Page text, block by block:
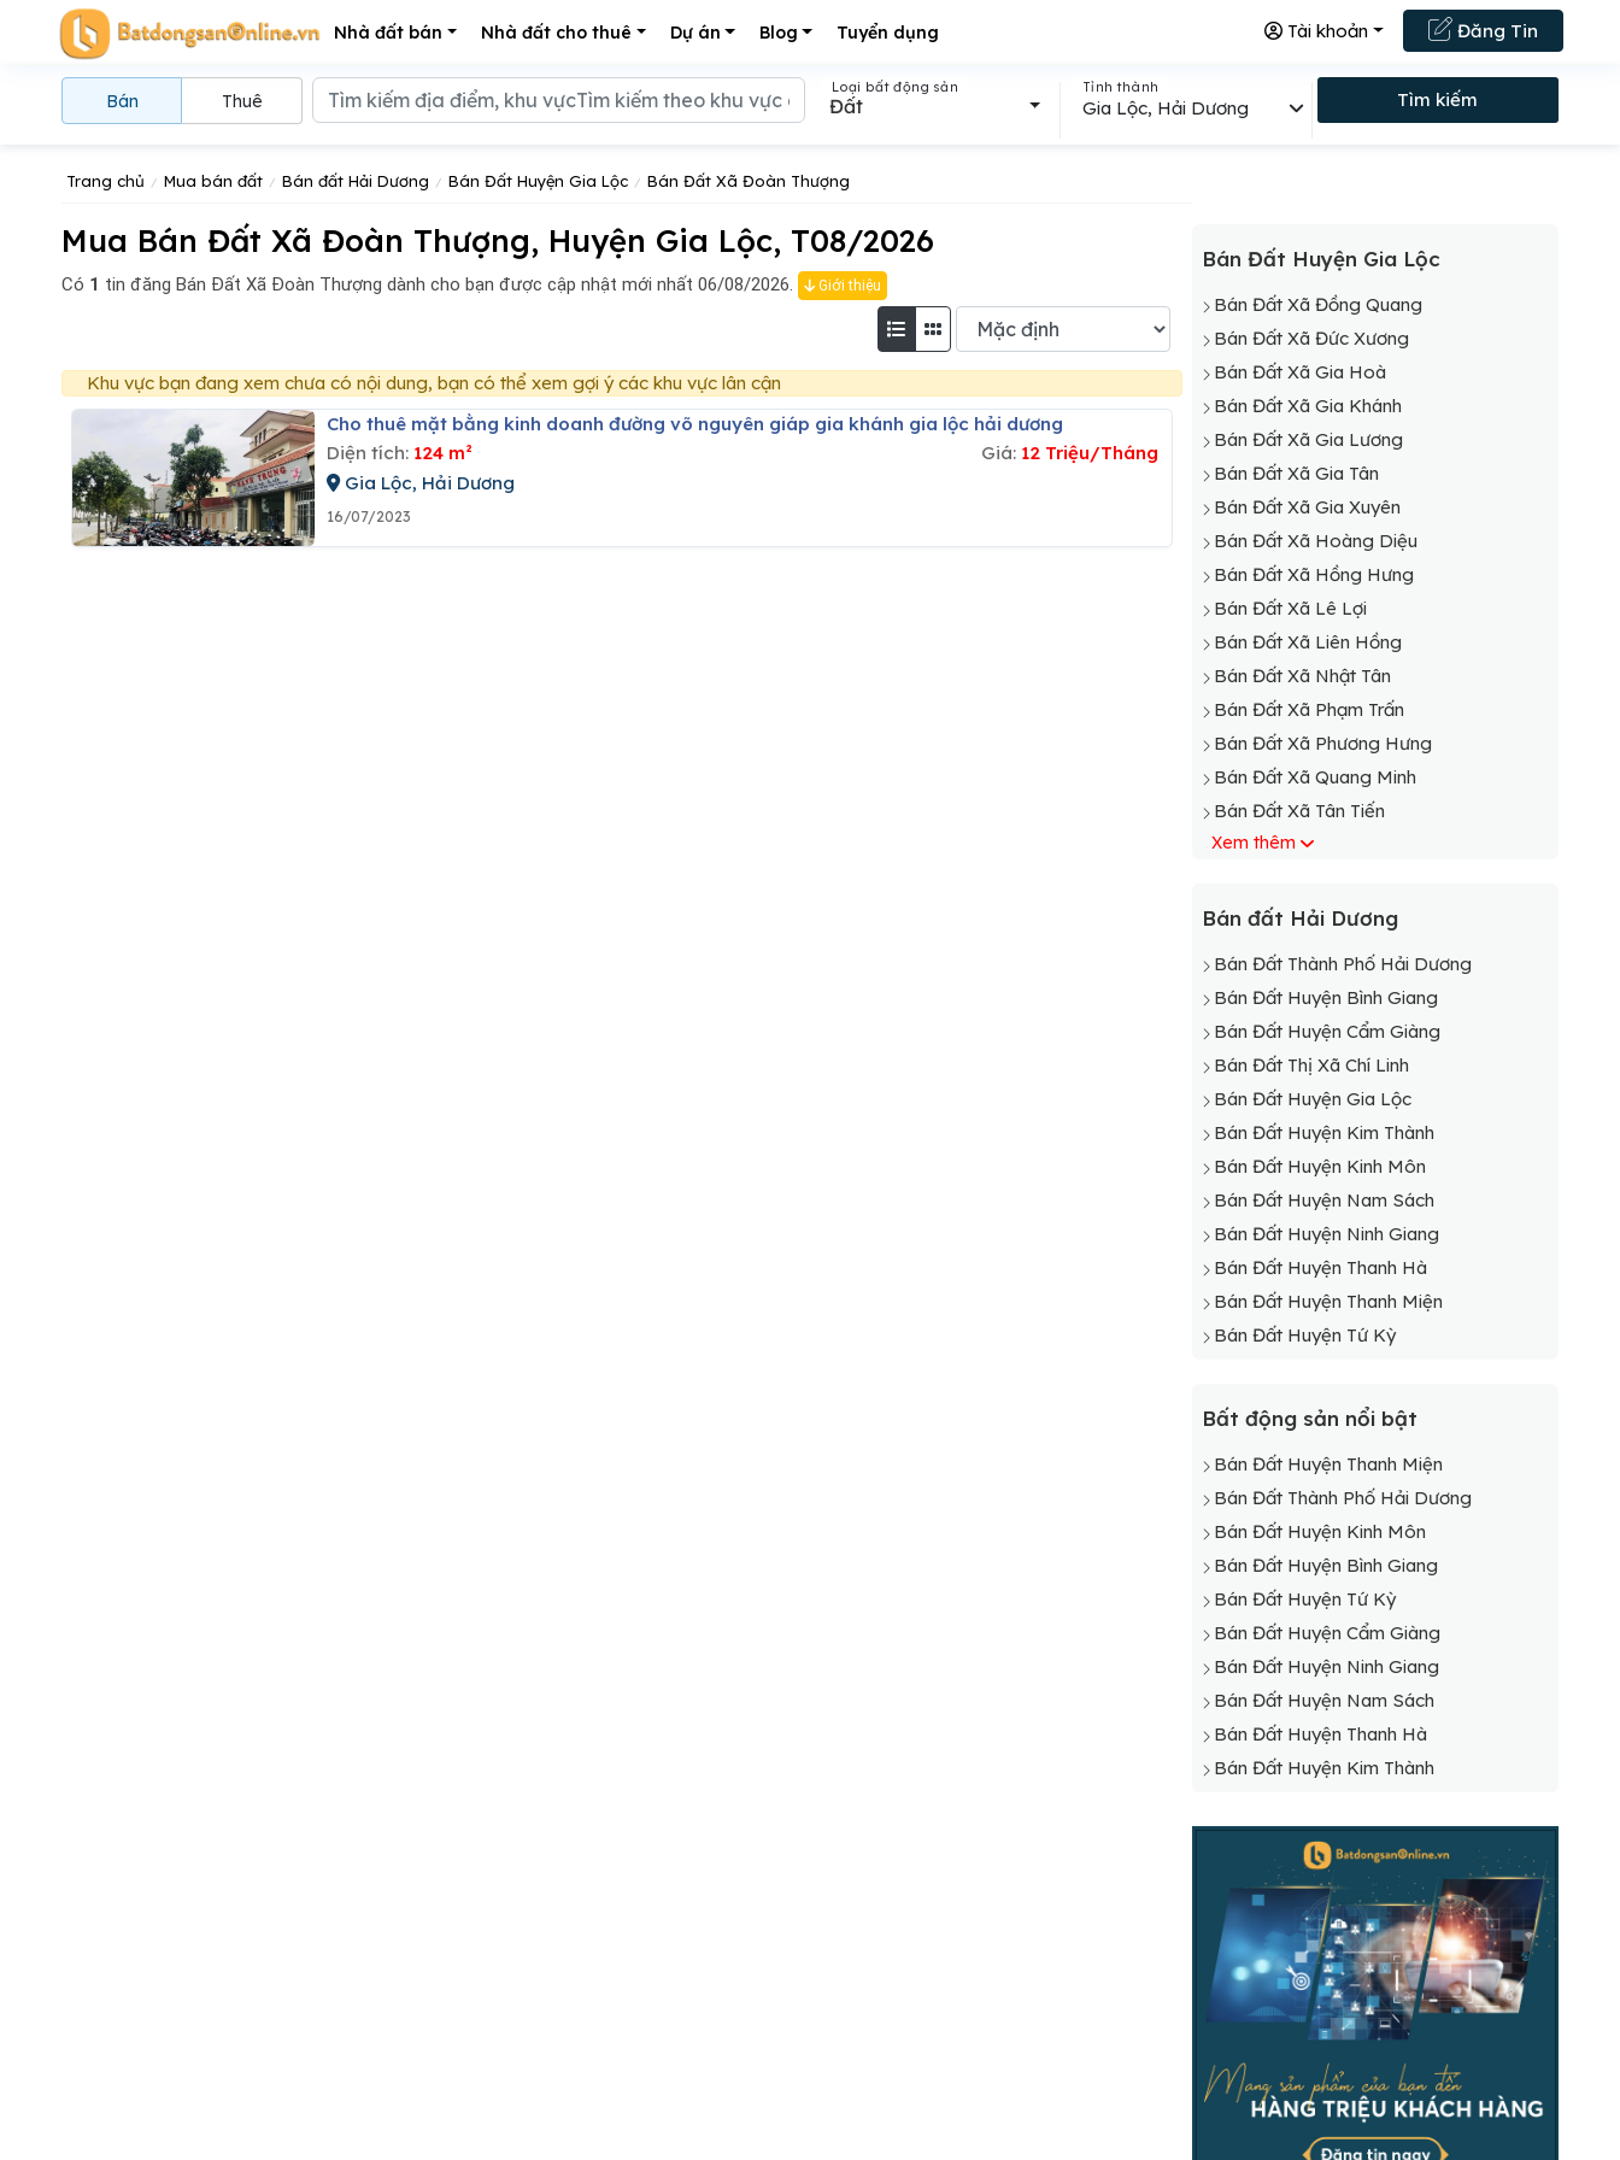
Nhà đất bán Nhà đất cho thuê Dự án Blog Tuyển dụng Đăng Tin
Tài khoản
Trang chủ Mua bán đất Bán đất Hải Dương Bán Đất Huyện Gia Lộc Bán Đất Xã Đoàn Thượng
Mua Bán Đất Xã Đoàn Thượng, Huyện Gia Lộc, T08/2026
Có 1 tin đăng Bán Đất Xã Đoàn Thượng dành cho bạn được cập nhật mới nhất 06/08/2026. Giới thiệu
Khu vực bạn đang xem chưa có nội dung, bạn có thể xem gợi ý các khu vực lân cận
Cho thuê mặt bằng kinh doanh đường võ nguyên giáp gia khánh gia lộc hải dương
Diện tích: 124 m² Giá: 12 Triệu/Tháng
Gia Lộc, Hải Dương
16/07/2023
Bán Đất Huyện Gia Lộc
Bán Đất Xã Đồng Quang
Bán Đất Xã Đức Xương
Bán Đất Xã Gia Hoà
Bán Đất Xã Gia Khánh
Bán Đất Xã Gia Lương
Bán Đất Xã Gia Tân
Bán Đất Xã Gia Xuyên
Bán Đất Xã Hoàng Diệu
Bán Đất Xã Hồng Hưng
Bán Đất Xã Lê Lợi
Bán Đất Xã Liên Hồng
Bán Đất Xã Nhật Tân
Bán Đất Xã Phạm Trấn
Bán Đất Xã Phương Hưng
Bán Đất Xã Quang Minh
Bán Đất Xã Tân Tiến
Bán Đất Xã Thống Kênh
Bán Đất Xã Toàn Thắng
Bán Đất Xã Yết Kiêu
Bán Đất Thị trấn Gia Lộc
Bán Đất Xã Đoàn Thượng
Xem thêm
Bán đất Hải Dương
Bán Đất Thành Phố Hải Dương
Bán Đất Huyện Bình Giang
Bán Đất Huyện Cẩm Giàng
Bán Đất Thị Xã Chí Linh
Bán Đất Huyện Gia Lộc
Bán Đất Huyện Kim Thành
Bán Đất Huyện Kinh Môn
Bán Đất Huyện Nam Sách
Bán Đất Huyện Ninh Giang
Bán Đất Huyện Thanh Hà
Bán Đất Huyện Thanh Miện
Bán Đất Huyện Tứ Kỳ
Bất động sản nổi bật
Bán Đất Huyện Thanh Miện
Bán Đất Thành Phố Hải Dương
Bán Đất Huyện Kinh Môn
Bán Đất Huyện Bình Giang
Bán Đất Huyện Tứ Kỳ
Bán Đất Huyện Cẩm Giàng
Bán Đất Huyện Ninh Giang
Bán Đất Huyện Nam Sách
Bán Đất Huyện Thanh Hà
Bán Đất Huyện Kim Thành
Bán Thuê
Loại bất động sản
Đất
Tỉnh thành
Gia Lộc, Hải Dương Tìm kiếm